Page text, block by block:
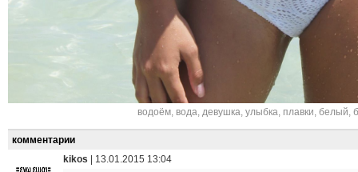
водоём, вода, девушка, улыбка, плавки, белый,
комментарии
kikos
13.01.2015 13:04